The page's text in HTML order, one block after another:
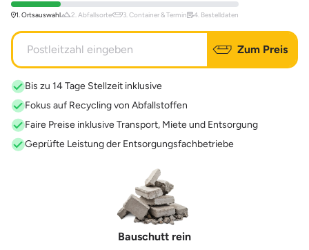
1. Ortsauswahl 2. Abfallsorte 3. Container & Termin 4. Bestelldaten
Zum Preis
Bis zu 14 Tage Stellzeit inklusive
Fokus auf Recycling von Abfallstoffen
Faire Preise inklusive Transport, Miete und Entsorgung
Geprüfte Leistung der Entsorgungsfachbetriebe
Erdaushub